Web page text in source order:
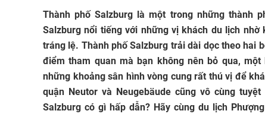
Thành phố Salzburg là một trong những thành
Salzburg nổi tiếng với những vị khách du lịch
tráng lệ. Thành phố Salzburg trải dài dọc theo hai
điểm tham quan mà bạn không nên bỏ qua,
những khoảng sân hình vòng cung rất thú vị để
quận Neutor và Neugebäude cũng vô cùng
Salzburg có gì hấp dẫn? Hãy cùng du lịch